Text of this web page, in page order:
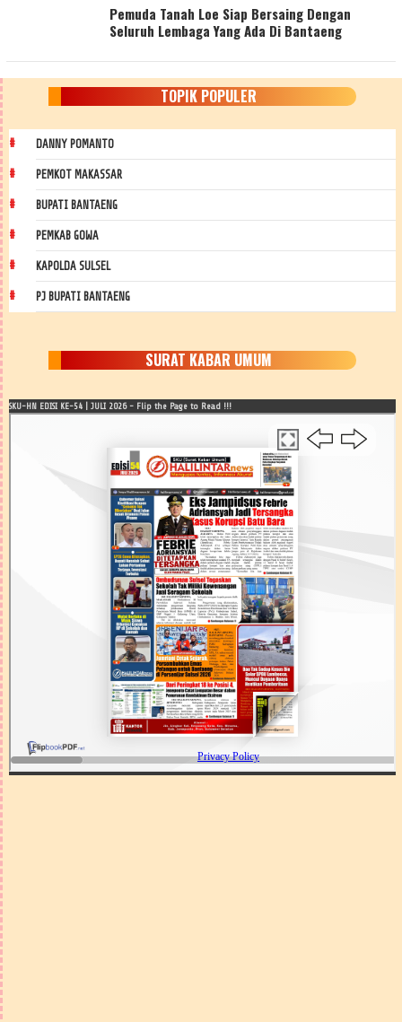
Pemuda Tanah Loe Siap Bersaing Dengan
Seluruh Lembaga Yang Ada Di Bantaeng
TOPIK POPULER
DANNY POMANTO
PEMKOT MAKASSAR
BUPATI BANTAENG
PEMKAB GOWA
KAPOLDA SULSEL
PJ BUPATI BANTAENG
SURAT KABAR UMUM
SKU-HN EDISI KE-54 | JULI 2026 - Flip the Page to Read !!!